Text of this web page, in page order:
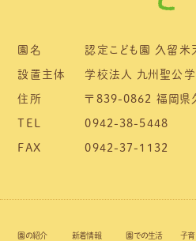
園名 認定こども園 久留米
設置主体 学校法人 九州聖公学
住所 〒839-0862 福岡県
TEL 0942-38-5448
FAX 0942-37-1132
園の紹介 新着情報 園での生活 子育